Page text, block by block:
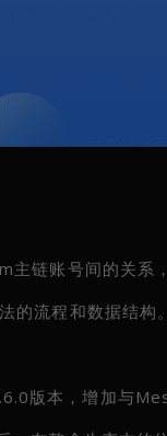
链账号间的关系
流程和数据结构。
版本，增加与